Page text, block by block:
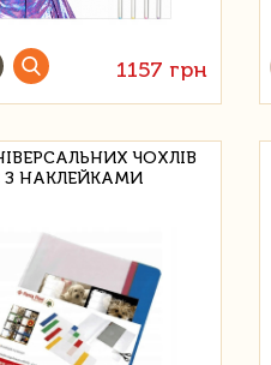
1157 грн
ЧОХЛІВ
З НАКЛЕЙКАМИ